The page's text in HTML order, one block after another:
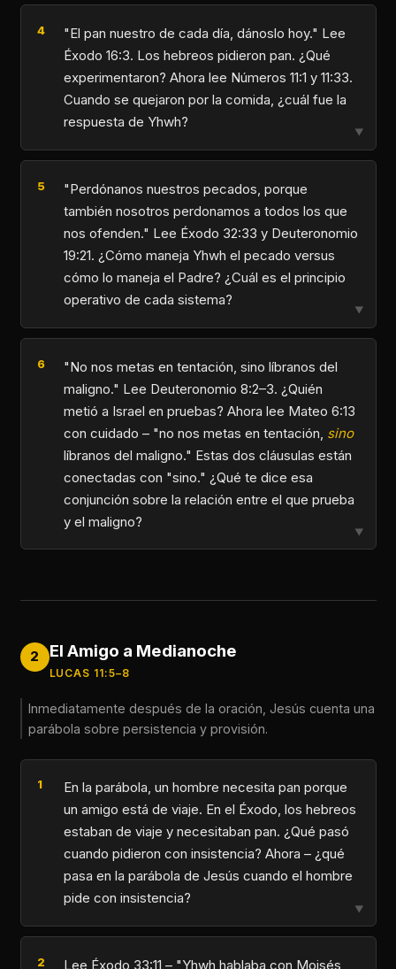
"El pan nuestro de cada día, dánoslo hoy." Lee
Éxodo 16:3. Los hebreos pidieron pan. ¿Qué
experimentaron? Ahora lee Números 11:1 y 11:33.
Cuando se quejaron por la comida, ¿cuál fue la
respuesta de Yhwh?
▼
"Perdónanos nuestros pecados, porque
también nosotros perdonamos a todos los que
nos ofenden." Lee Éxodo 32:33 y Deuteronomio
19:21. ¿Cómo maneja Yhwh el pecado versus
cómo lo maneja el Padre? ¿Cuál es el principio
operativo de cada sistema?
▼
"No nos metas en tentación, sino líbranos del
maligno." Lee Deuteronomio 8:2–3. ¿Quién
metió a Israel en pruebas? Ahora lee Mateo 6:13
con cuidado – "no nos metas en tentación, sino
líbranos del maligno." Estas dos cláusulas están
conectadas con "sino." ¿Qué te dice esa
conjunción sobre la relación entre el que prueba
y el maligno?
▼
2 El Amigo a Medianoche
LUCAS 11:5–8
Inmediatamente después de la oración, Jesús cuenta una
parábola sobre persistencia y provisión.
En la parábola, un hombre necesita pan porque
un amigo está de viaje. En el Éxodo, los hebreos
estaban de viaje y necesitaban pan. ¿Qué pasó
cuando pidieron con insistencia? Ahora – ¿qué
pasa en la parábola de Jesús cuando el hombre
pide con insistencia?
▼
Lee Éxodo 33:11 – "Yhwh hablaba con Moisés